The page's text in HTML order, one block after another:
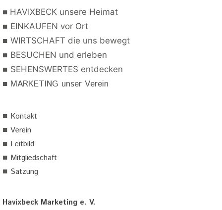
■ HAVIXBECK unsere Heimat
■ EINKAUFEN vor Ort
■ WIRTSCHAFT die uns bewegt
■ BESUCHEN und erleben
■ SEHENSWERTES entdecken
■ MARKETING unser Verein
■ Kontakt
■ Verein
■ Leitbild
■ Mitgliedschaft
■ Satzung
Havixbeck Marketing e. V.